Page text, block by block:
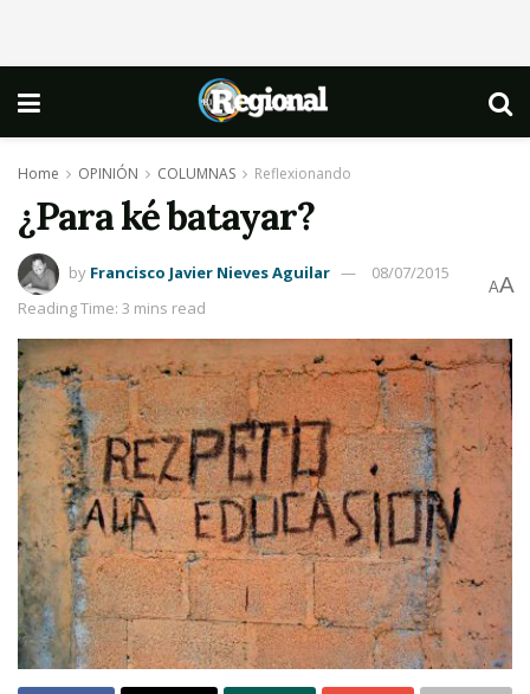
Home OPINIÓN COLUMNAS Reflexionando
¿Para ké batayar?
by Francisco Javier Nieves Aguilar
08/07/2015
Reading Time: 3 mins read
AA